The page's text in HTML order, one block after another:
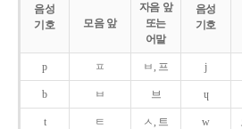
음성
기호
음성
기호
모음 앞
자음 앞
또는
어말
p ㅍ ㅂ, 프 j
b ㅂ 브 ɥ
t ㅌ ㅅ, 트 w